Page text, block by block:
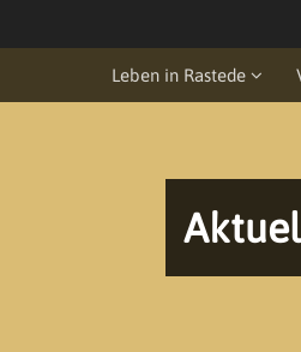
Leben in Rastede